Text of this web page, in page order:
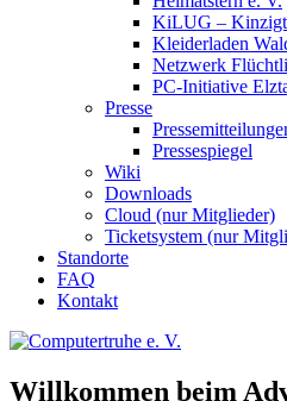
KiLUG –
Kleiderladen
Netzwerk
PC-Initiative
Presse
Pressespiegel
Wiki
Downloads
Cloud (nur Mitglieder)
Ticketsystem (nur
Standorte
FAQ
Kontakt
Willkommen beim